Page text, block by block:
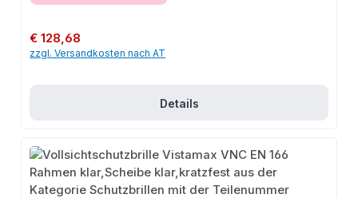
Regulärer Preis:
€ 128,68
zzgl. Versandkosten nach AT
Details